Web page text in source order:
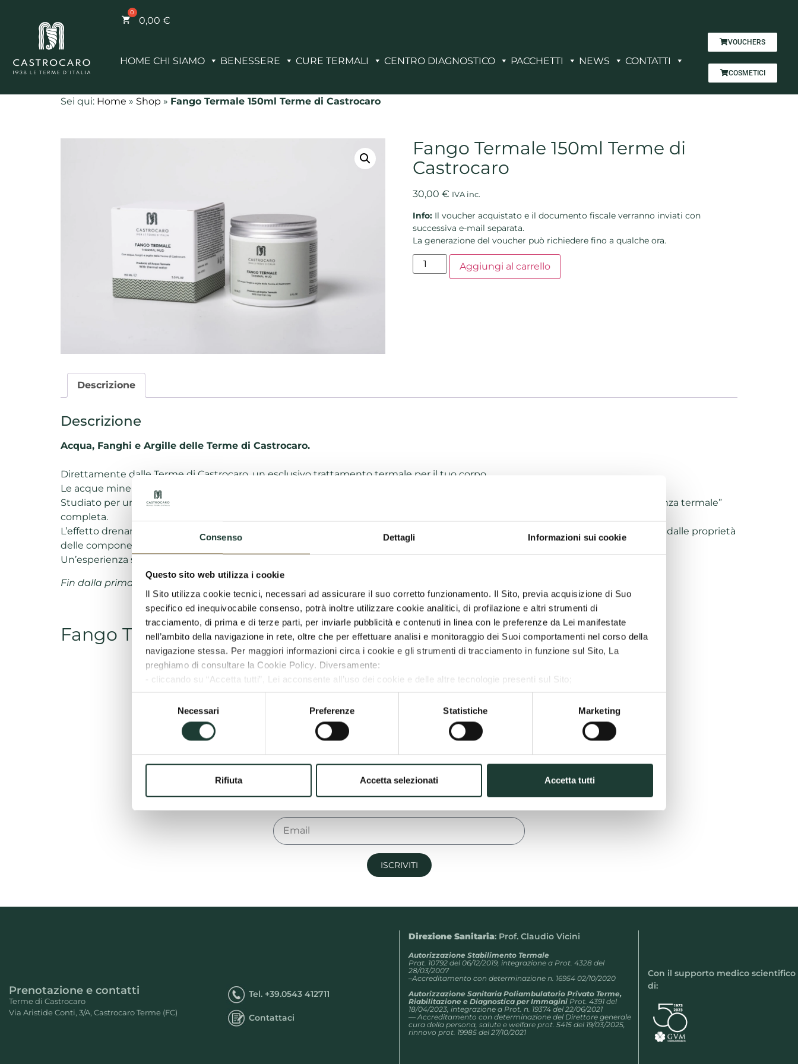
Consenso Dettagli Informazioni sui cookie
Questo sito web utilizza i cookie
Il Sito utilizza cookie tecnici, necessari ad assicurare il suo corretto funzionamento. Il Sito, previa acquisizione di Suo
specifico ed inequivocabile consenso, potrà inoltre utilizzare cookie analitici, di profilazione e altri strumenti di
tracciamento, di prima e di terze parti, per inviarle pubblicità e contenuti in linea con le preferenze da Lei manifestate
nell’ambito della navigazione in rete, oltre che per effettuare analisi e monitoraggio dei Suoi comportamenti nel corso della
navigazione stessa. Per maggiori informazioni circa i cookie e gli strumenti di tracciamento in funzione sul Sito, La
preghiamo di consultare la Cookie Policy. Diversamente:
- cliccando su “Accetta tutti”, Lei acconsente all’uso dei cookie e delle altre tecnologie presenti sul Sito;
- cliccando su “Accetta selezionati”, Lei acconsente all’uso dei cookie selezionati fra Preferenze, Statistiche, Marketing;
- cliccando sulla “Rifiuta”, verranno installati solo i cookie tecnici necessari;
Necessari Preferenze Statistiche Marketing
Rifiuta Accetta selezionati Accetta tutti
0,00 €
HOME CHI SIAMO BENESSERE CURE TERMALI CENTRO DIAGNOSTICO PACCHETTI NEWS CONTATTI
VOUCHERS
COSMETICI
Sei qui: Home » Shop » Fango Termale 150ml Terme di Castrocaro
Fango Termale 150ml Terme di
Castrocaro
30,00 € IVA inc.
Info:Il voucher acquistato e il documento fiscale verranno inviati con
successiva e-mail separata.
La generazione del voucher può richiedere fino a qualche ora.
Aggiungi al carrello
Descrizione
Descrizione
Acqua, Fanghi e Argille delle Terme di Castrocaro.
Direttamente dalle Terme di Castrocaro, un esclusivo trattamento termale per il tuo corpo.
Le acque minerali ed i “fanghi di velluto” di Castrocaro caratterizzano questo ritrovato dermo-cosmeceutico.
Studiato per un utilizzo domestico semplicissimo, fin dalla prima applicazione dona il meglio della sua efficacia per una “esperienza termale”
completa.
L’effetto drenante garantito dalle note proprietà degli oli essenziali funzionali, in sinergia con l’estratto di Betulla, è massimizzato dalle proprietà
delle componenti termali presenti.
Un’esperienza sensoriale coinvolgente in grado di rendere la pelle vellutata e tonica, regalando gambe leggere e rinvigorite.
Fin dalla prima applicazione dona una pelle vellutata e tonica, donando gambe leggere e rinvigorite.
Fango Termale 150ml Terme di Castrocaro
Iscriviti e ricevi notizie e aggiornamenti sulle iniziative, gli eventi e i servizi offerti da Castrocaro Terme
ISCRIVITI
Prenotazione e contatti
Terme di Castrocaro
Via Aristide Conti, 3/A, Castrocaro Terme (FC)
Tel. +39.0543 412711
Contattaci
Direzione Sanitaria: Prof. Claudio Vicini
Autorizzazione Stabilimento Termale
Prat. 10792 del 06/12/2019, integrazione a Prot. 4328 del
28/03/2007
–Accreditamento con determinazione n. 16954 02/10/2020
Autorizzazione Sanitaria Poliambulatorio Privato Terme,
Riabilitazione e Diagnostica per Immagini Prot. 4391 del
18/04/2023, integrazione a Prot. n. 19374 del 22/06/2021
— Accreditamento con determinazione del Direttore generale
cura della persona, salute e welfare prot. 5415 del 19/03/2025,
rinnovo prot. 19985 del 27/10/2021
Con il supporto medico scientifico
di: